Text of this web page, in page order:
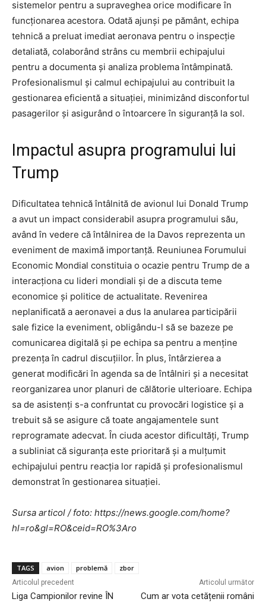
sistemelor pentru a supraveghea orice modificare în
funcționarea acestora. Odată ajunși pe pământ, echipa
tehnică a preluat imediat aeronava pentru o inspecție
detaliată, colaborând strâns cu membrii echipajului
pentru a documenta și analiza problema întâmpinată.
Profesionalismul și calmul echipajului au contribuit la
gestionarea eficientă a situației, minimizând disconfortul
pasagerilor și asigurând o întoarcere în siguranță la sol.
Impactul asupra programului lui
Trump
Dificultatea tehnică întâlnită de avionul lui Donald Trump
a avut un impact considerabil asupra programului său,
având în vedere că întâlnirea de la Davos reprezenta un
eveniment de maximă importanță. Reuniunea Forumului
Economic Mondial constituia o ocazie pentru Trump de a
interacționa cu lideri mondiali și de a discuta teme
economice și politice de actualitate. Revenirea
neplanificată a aeronavei a dus la anularea participării
sale fizice la eveniment, obligându-l să se bazeze pe
comunicarea digitală și pe echipa sa pentru a menține
prezența în cadrul discuțiilor. În plus, întârzierea a
generat modificări în agenda sa de întâlniri și a necesitat
reorganizarea unor planuri de călătorie ulterioare. Echipa
sa de asistenți s-a confruntat cu provocări logistice și a
trebuit să se asigure că toate angajamentele sunt
reprogramate adecvat. În ciuda acestor dificultăți, Trump
a subliniat că siguranța este prioritară și a mulțumit
echipajului pentru reacția lor rapidă și profesionalismul
demonstrat în gestionarea situației.
Sursa articol / foto: https://news.google.com/home?
hl=ro&gl=RO&ceid=RO%3Aro
TAGS avion problemă zbor
Articolul precedent
Liga Campionilor revine ÎN
Articolul următor
Cum ar vota cetățenii români